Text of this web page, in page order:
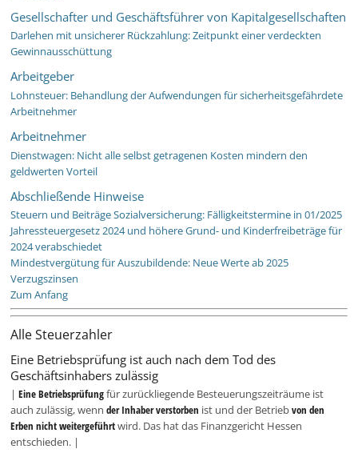
Gesellschafter und Geschäftsführer von Kapitalgesellschaften
Darlehen mit unsicherer Rückzahlung: Zeitpunkt einer verdeckten
Gewinnausschüttung
Arbeitgeber
Lohnsteuer: Behandlung der Aufwendungen für sicherheitsgefährdete
Arbeitnehmer
Arbeitnehmer
Dienstwagen: Nicht alle selbst getragenen Kosten mindern den
geldwerten Vorteil
Abschließende Hinweise
Steuern und Beiträge Sozialversicherung: Fälligkeitstermine in 01/2025
Jahressteuergesetz 2024 und höhere Grund- und Kinderfreibeträge für
2024 verabschiedet
Mindestvergütung für Auszubildende: Neue Werte ab 2025
Verzugszinsen
Zum Anfang
Alle Steuerzahler
Eine Betriebsprüfung ist auch nach dem Tod des
Geschäftsinhabers zulässig
|Eine Betriebsprüfungfür zurückliegende Besteuerungszeiträume ist
auch zulässig, wennder Inhaber verstorben ist und der Betriebvon den
Erben nicht weitergeführtwird. Das hat das Finanzgericht Hessen
entschieden. |